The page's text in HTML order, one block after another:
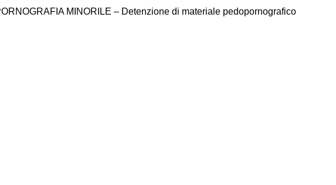
MINORILE – Detenzione di materiale pedopornografico